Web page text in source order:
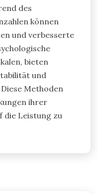
des
können
und verbesserte
bieten
und
Methoden
ihrer
die Leistung zu